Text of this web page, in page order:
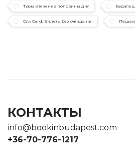
Туры в течение половины дня
City Card, Билеты без ожидания
КОНТАКТЫ
info@bookinbudapest.com
+36-70-776-1217